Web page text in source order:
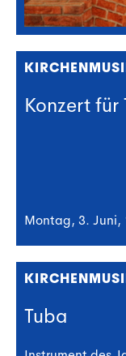
Konzert für
Montag, 3. Juni,
Tuba